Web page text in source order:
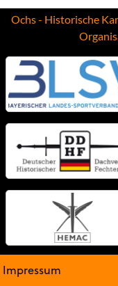
Ochs - Historische
Impressum